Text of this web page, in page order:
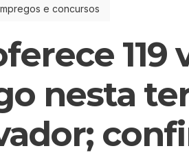
e concursos
119
nesta